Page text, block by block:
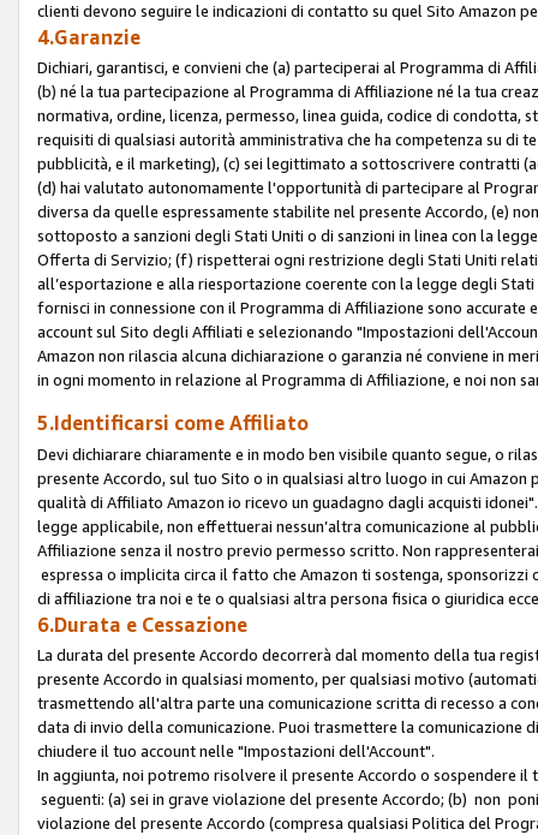
clienti devono seguire le indicazioni di contatto su quel Sito Amazon
4.Garanzie
Dichiari, garantisci, e convieni che (a) parteciperai al Programma di
(b) né la tua partecipazione al Programma di Affiliazione né la tua
normativa, ordine, licenza, permesso, linea guida, codice di
requisiti di qualsiasi autorità amministrativa che ha competenza su di
pubblicità, e il marketing), (c) sei legittimato a sottoscrivere contratti
(d) hai valutato autonomamente l'opportunità di partecipare al
diversa da quelle espressamente stabilite nel presente Accordo, (e)
sottoposto a sanzioni degli Stati Uniti o di sanzioni in linea con la
Offerta di Servizio; (f) rispetterai ogni restrizione degli Stati Uniti
all’esportazione e alla riesportazione coerente con la legge degli
fornisci in connessione con il Programma di Affiliazione sono
account sul Sito degli Affiliati e selezionando "Impostazioni
Amazon non rilascia alcuna dichiarazione o garanzia né conviene in
in ogni momento in relazione al Programma di Affiliazione, e noi non
5.Identificarsi come Affiliato
Devi dichiarare chiaramente e in modo ben visibile quanto segue, o
presente Accordo, sul tuo Sito o in qualsiasi altro luogo in cui
qualità di Affiliato Amazon io ricevo un guadagno dagli acquisti
legge applicabile, non effettuerai nessun’altra comunicazione al
Affiliazione senza il nostro previo permesso scritto. Non
espressa o implicita circa il fatto che Amazon ti sostenga,
di affiliazione tra noi e te o qualsiasi altra persona fisica o giuridica
6.Durata e Cessazione
La durata del presente Accordo decorrerà dal momento della tua
presente Accordo in qualsiasi momento, per qualsiasi motivo
trasmettendo all'altra parte una comunicazione scritta di recesso a
data di invio della comunicazione. Puoi trasmettere la
chiudere il tuo account nelle "Impostazioni dell'Account".
In aggiunta, noi potremo risolvere il presente Accordo o sospendere
seguenti: (a) sei in grave violazione del presente Accordo; (b) non
violazione del presente Accordo (compresa qualsiasi Politica del